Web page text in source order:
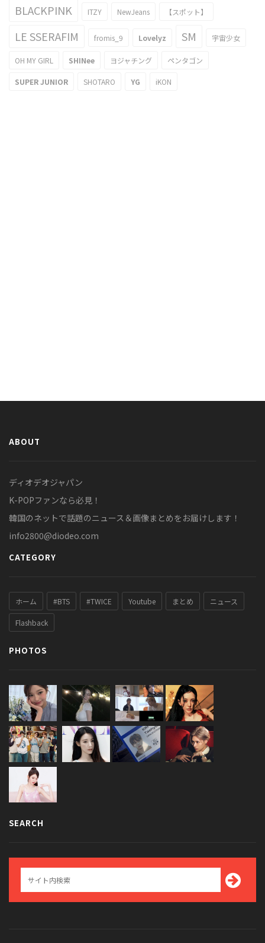
BLACKPINK ITZY NewJeans 【スポット】
LE SSERAFIM fromis_9 Lovelyz SM 宇宙少女
OH MY GIRL SHINee ヨジャチング ペンタゴン
SUPER JUNIOR SHOTARO YG iKON
ABOUT
ディオデオジャパン
K-POPファンなら必見！
韓国のネットで話題のニュース＆画像まとめをお届けします！
info2800@diodeo.com
CATEGORY
ホーム #BTS #TWICE Youtube まとめ ニュース
Flashback
PHOTOS
SEARCH